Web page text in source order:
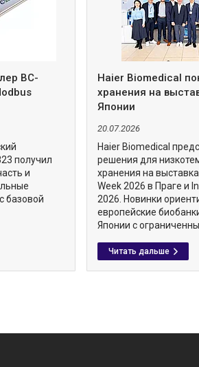
BC-
получил
и
базовой
Haier Biomedical
хранения на
Японии
20.07.2026
Haier Biomedical
решения для
хранения на
Week 2026 в Праге и
2026. Новинки
европейские
Японии с